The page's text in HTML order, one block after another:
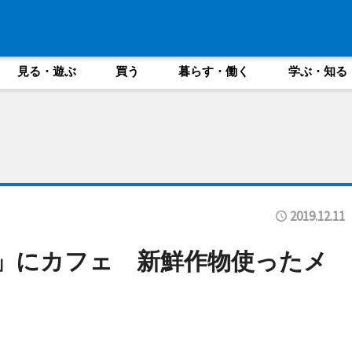
見る・遊ぶ 買う 暮らす・働く 学ぶ・知る
2019.12.11
にカフェ 新鮮作物使ったメ